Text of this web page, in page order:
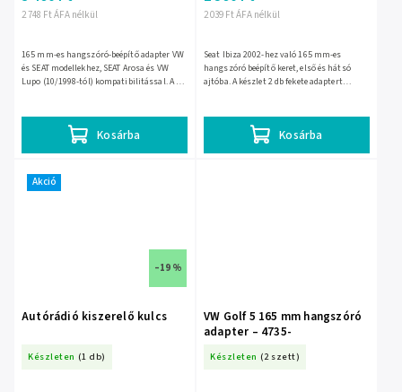
2 748 Ft ÁFA nélkül
Kosárba
165 mm-es hangszóró-beépítő adapter VW
és SEAT modellekhez, SEAT Arosa és VW
Lupo (10/1998-tól) kompatibilitással. A 2
2 039 Ft ÁFA nélkül
Kosárba
Seat Ibiza 2002-hez való 165 mm-es
hangszóró beépítő keret, első és hátsó
ajtóba. A készlet 2 db fekete adaptert
Akció
–19 %
Autórádió kiszerelő kulcs
Készleten (1 db)
VW Golf 5 165 mm hangszóró
adapter – 4735-
Készleten (2 szett)